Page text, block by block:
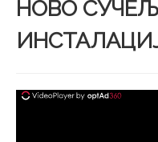
НОВО